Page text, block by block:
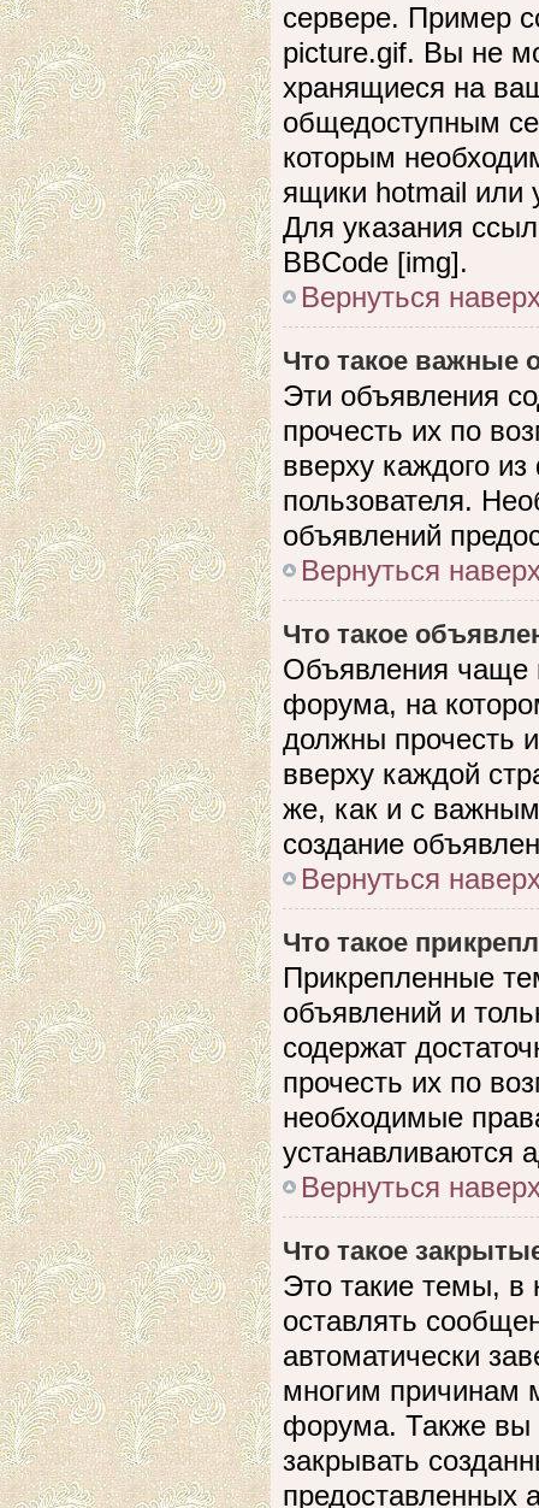
сервере. Пример
picture.gif. Вы не
хранящиеся на
общедоступным
которым
ящики hotmail или
Для указания
BBCode [img].
Вернуться
Что такое важные
Эти объявления
прочесть их по
вверху каждого
пользователя.
объявлений
Вернуться
Что такое
Объявления чаще
форума, на
должны прочесть
вверху каждой
же, как и с
создание
Вернуться
Что такое
Прикрепленные
объявлений и
содержат
прочесть их по
необходимые
устанавливаются
Вернуться
Что такое
Это такие темы, в
оставлять
автоматически
многим причинам
форума. Также вы
закрывать
предоставленных